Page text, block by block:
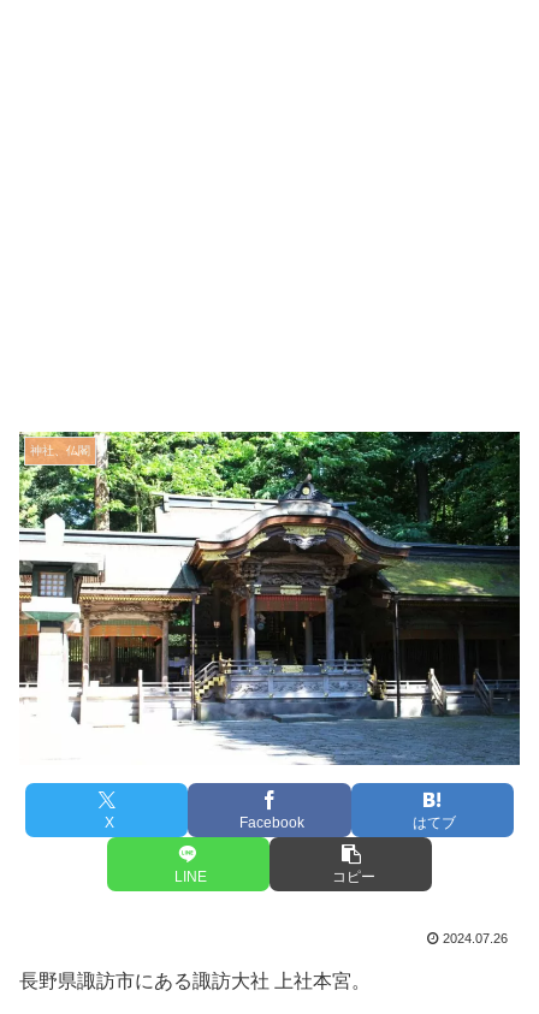
神社、仏閣
X Facebook はてブ
LINE コピー
2024.07.26
長野県諏訪市にある諏訪大社 上社本宮。